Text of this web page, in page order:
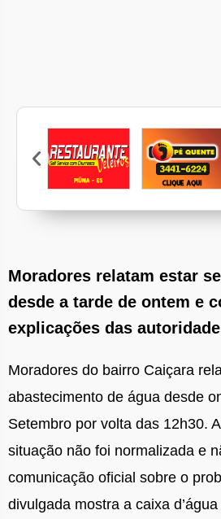
Moradores relatam estar
desde a tarde de ontem e
explicações das
Moradores do bairro Caiçara
abastecimento de água desde
Setembro por volta das 12h30.
situação não foi normalizada e
comunicação oficial sobre o
divulgada mostra a caixa